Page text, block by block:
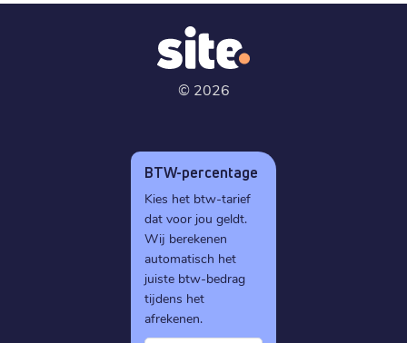
© 2026
BTW-percentage
Kies het btw-tarief
dat voor jou geldt.
Wij berekenen
automatisch het
juiste btw-bedrag
tijdens het
afrekenen.